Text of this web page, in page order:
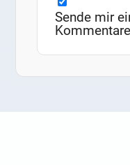
Sende mir